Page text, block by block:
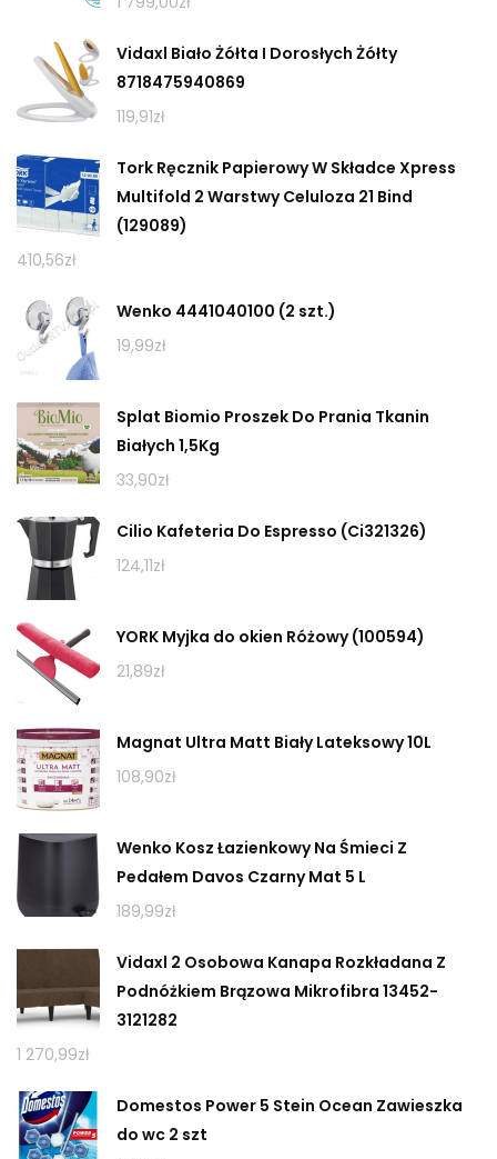
Vidaxl Biało Żółta I Dorosłych Żółty
8718475940869
119,91zł
Tork Ręcznik Papierowy W Składce Xpress
Multifold 2 Warstwy Celuloza 21 Bind
(129089)
410,56zł
Wenko 4441040100 (2 szt.)
19,99zł
Splat Biomio Proszek Do Prania Tkanin
Białych 1,5Kg
33,90zł
Cilio Kafeteria Do Espresso (Ci321326)
124,11zł
YORK Myjka do okien Różowy (100594)
21,89zł
Magnat Ultra Matt Biały Lateksowy 10L
108,90zł
Wenko Kosz Łazienkowy Na Śmieci Z
Pedałem Davos Czarny Mat 5 L
189,99zł
Vidaxl 2 Osobowa Kanapa Rozkładana Z
Podnóżkiem Brązowa Mikrofibra 13452-
3121282
1 270,99zł
Domestos Power 5 Stein Ocean Zawieszka
do wc 2 szt